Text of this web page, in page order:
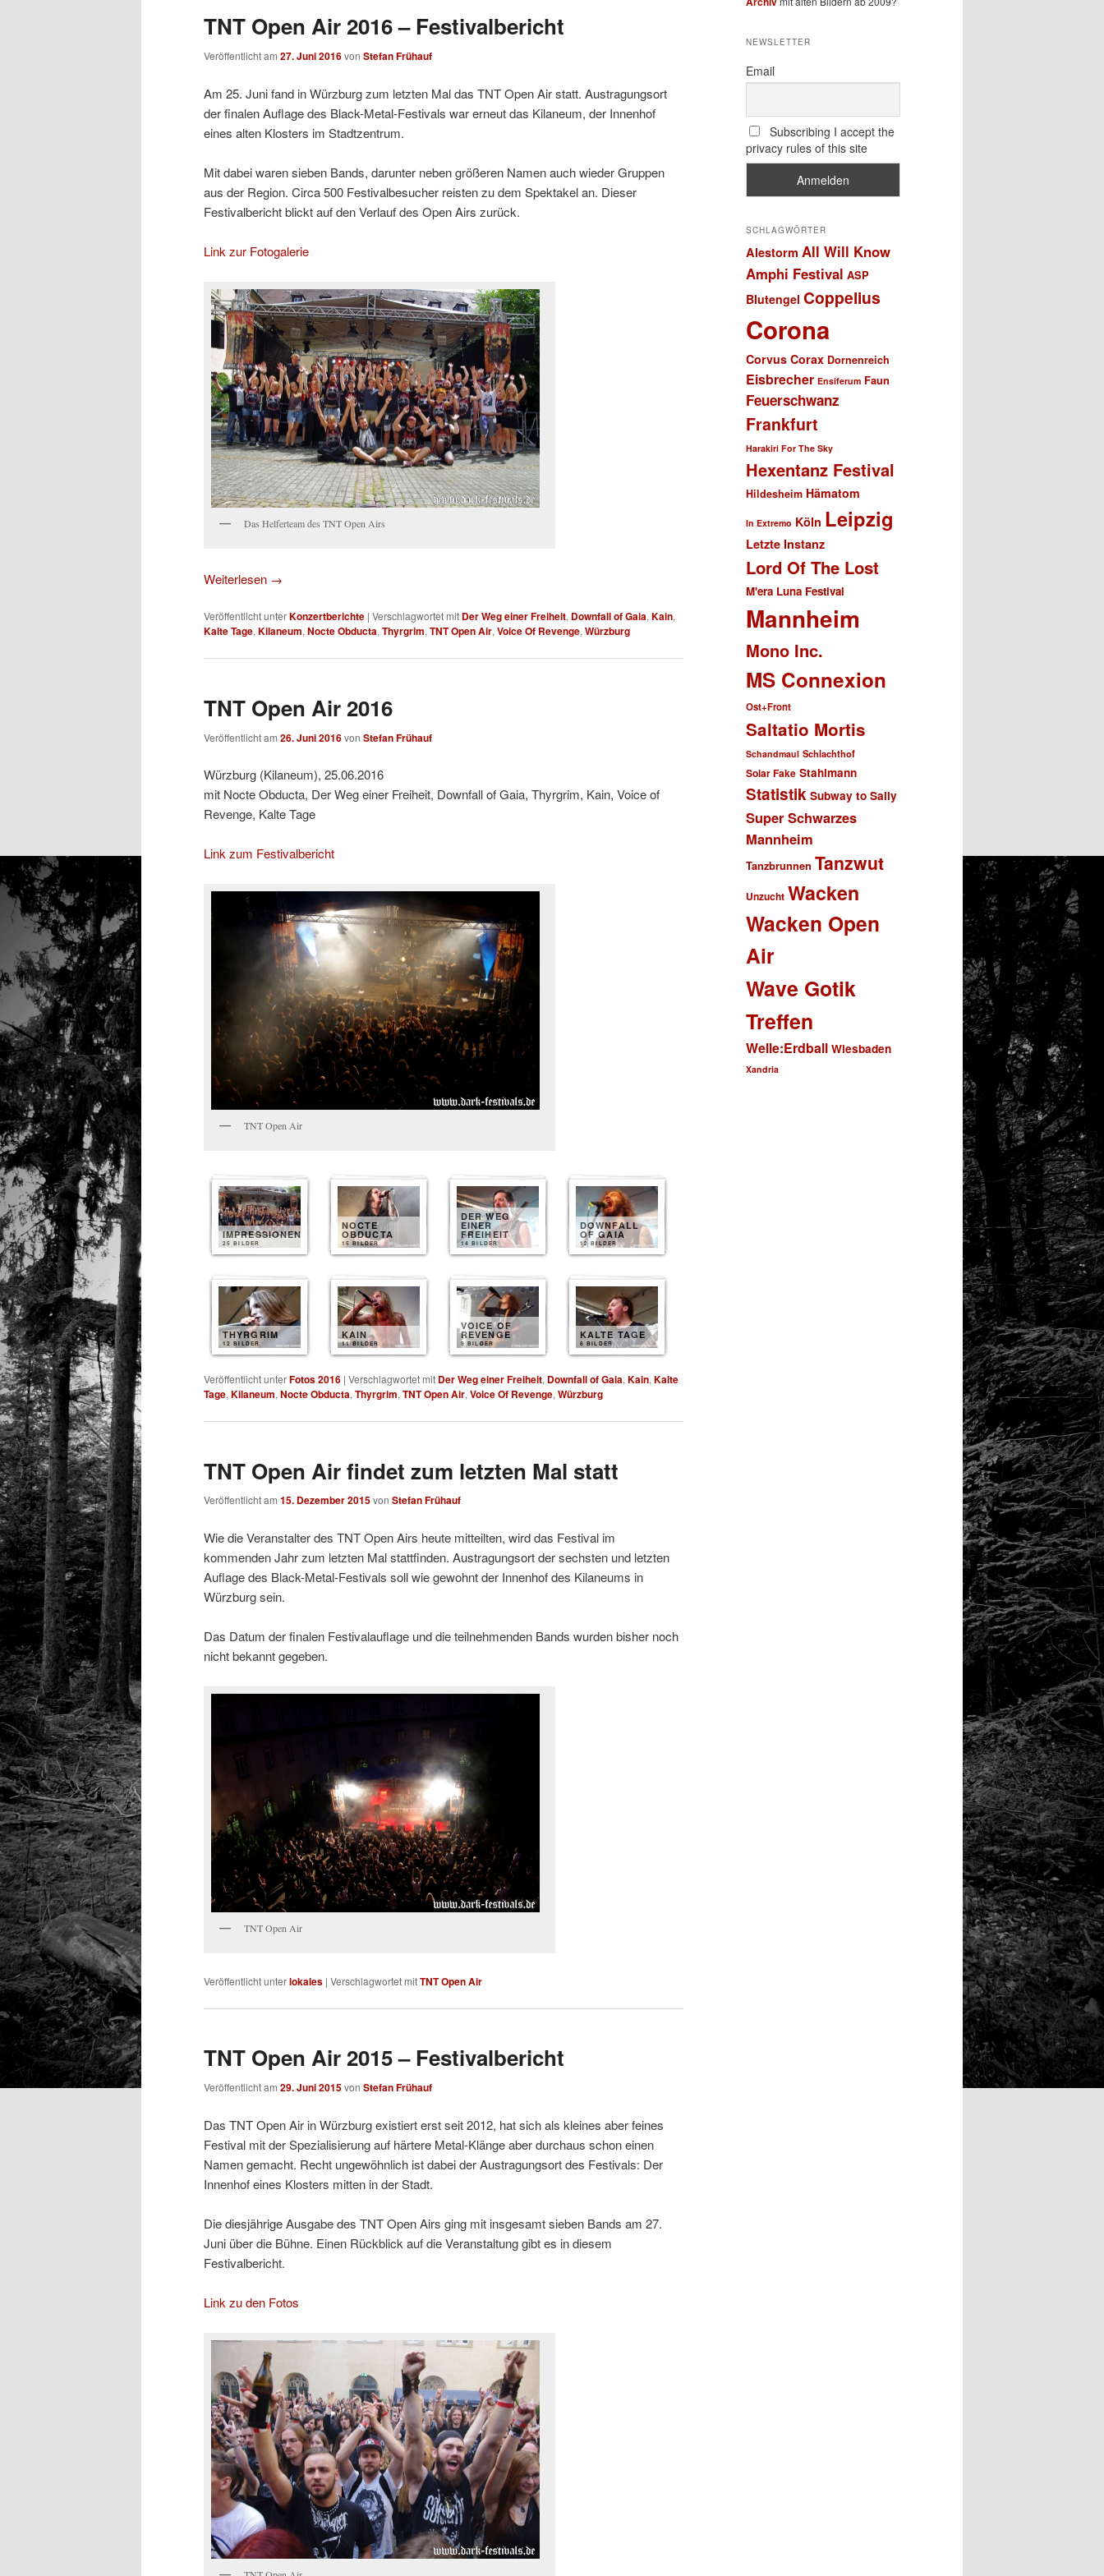
TNT Open Air 2016 – Festivalbericht
Veröffentlicht am 27. Juni 2016von Stefan Frühauf
Am 25. Juni fand in Würzburg zum letzten Mal das TNT Open Air statt. Austragungsort
der finalen Auflage des Black-Metal-Festivals war erneut das Kilaneum, der Innenhof
eines alten Klosters im Stadtzentrum.
Mit dabei waren sieben Bands, darunter neben größeren Namen auch wieder Gruppen
aus der Region. Circa 500 Festivalbesucher reisten zu dem Spektakel an. Dieser
Festivalbericht blickt auf den Verlauf des Open Airs zurück.
Link zur Fotogalerie
Das Helferteam des TNT Open Airs
Weiterlesen →
Veröffentlicht unterKonzertberichte | Verschlagwortet mit Der Weg einer Freiheit, Downfall of Gaia, Kain,
Kalte Tage, Kilaneum, Nocte Obducta, Thyrgrim, TNT Open Air, Voice Of Revenge, Würzburg
TNT Open Air 2016
Veröffentlicht am 26. Juni 2016von Stefan Frühauf
Würzburg (Kilaneum), 25.06.2016
mit Nocte Obducta, Der Weg einer Freiheit, Downfall of Gaia, Thyrgrim, Kain, Voice of
Revenge, Kalte Tage
Link zum Festivalbericht
TNT Open Air
IMPRESSIONEN
25 BILDER
NOCTE
OBDUCTA
15 BILDER
DER WEG
EINER
FREIHEIT
14 BILDER
DOWNFALL
OF GAIA
12 BILDER
THYRGRIM
12 BILDER
KAIN
11 BILDER
VOICE OF
REVENGE
9 BILDER
KALTE TAGE
8 BILDER
Veröffentlicht unterFotos 2016 | Verschlagwortet mit Der Weg einer Freiheit, Downfall of Gaia, Kain, Kalte
Tage, Kilaneum, Nocte Obducta, Thyrgrim, TNT Open Air, Voice Of Revenge, Würzburg
TNT Open Air findet zum letzten Mal statt
Veröffentlicht am 15. Dezember 2015von Stefan Frühauf
Wie die Veranstalter des TNT Open Airs heute mitteilten, wird das Festival im
kommenden Jahr zum letzten Mal stattfinden. Austragungsort der sechsten und letzten
Auflage des Black-Metal-Festivals soll wie gewohnt der Innenhof des Kilaneums in
Würzburg sein.
Das Datum der finalen Festivalauflage und die teilnehmenden Bands wurden bisher noch
nicht bekannt gegeben.
TNT Open Air
Veröffentlicht unterlokales | Verschlagwortet mitTNT Open Air
TNT Open Air 2015 – Festivalbericht
Veröffentlicht am 29. Juni 2015von Stefan Frühauf
Das TNT Open Air in Würzburg existiert erst seit 2012, hat sich als kleines aber feines
Festival mit der Spezialisierung auf härtere Metal-Klänge aber durchaus schon einen
Namen gemacht. Recht ungewöhnlich ist dabei der Austragungsort des Festivals: Der
Innenhof eines Klosters mitten in der Stadt.
Die diesjährige Ausgabe des TNT Open Airs ging mit insgesamt sieben Bands am 27.
Juni über die Bühne. Einen Rückblick auf die Veranstaltung gibt es in diesem
Festivalbericht.
Link zu den Fotos
NEWSLETTER
Email
Subscribing I accept the
privacy rules of this site
SCHLAGWÖRTER
Alestorm All Will Know
Amphi Festival ASP
Blutengel Coppelius
Corona
Corvus Corax Dornenreich
Eisbrecher Ensiferum Faun
Feuerschwanz
Frankfurt
Harakiri For The Sky
Hexentanz Festival
Hildesheim Hämatom
In Extremo Köln Leipzig
Letzte Instanz
Lord Of The Lost
M'era Luna Festival
Mannheim
Mono Inc.
MS Connexion
Ost+Front
Saltatio Mortis
Schandmaul Schlachthof
Solar Fake Stahlmann
Statistik Subway to Sally
Super Schwarzes
Mannheim
Tanzbrunnen Tanzwut
Unzucht Wacken
Wacken Open
Air
Wave Gotik
Treffen
Welle:Erdball Wiesbaden
Xandria